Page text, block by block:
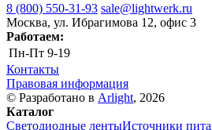
8 (800) 550-31-93 sale@lightwerk.ru
Москва, ул. Ибрагимова 12, офис 3
Работаем:
Пн-Пт 9-19
Контакты
Правовая информация
© Разработано в Arlight, 2026
Каталог
Светодиодные лентыИсточники